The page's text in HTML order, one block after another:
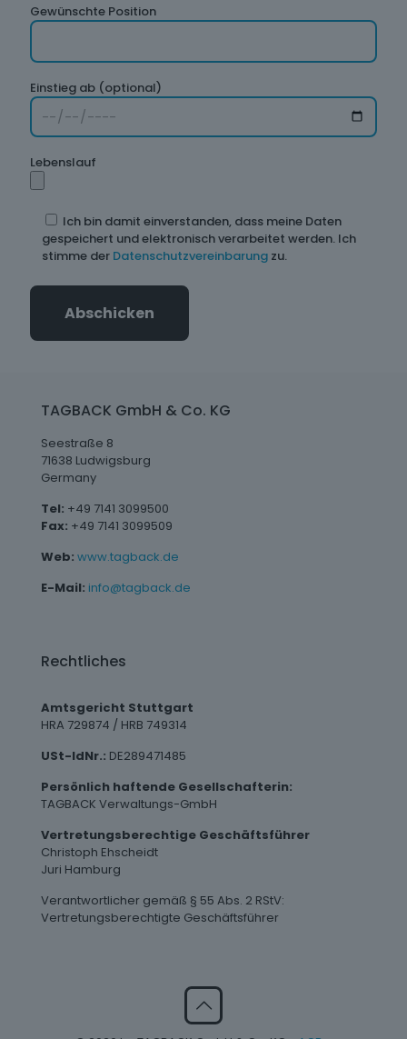
Gewünschte Position
Einstieg ab (optional)
Lebenslauf
Ich bin damit einverstanden, dass meine Daten
gespeichert und elektronisch verarbeitet werden. Ich
stimme der Datenschutzvereinbarung zu.
TAGBACK GmbH & Co. KG
Seestraße 8
71638 Ludwigsburg
Germany
Tel: +49 7141 3099500
Fax: +49 7141 3099509
Web: www.tagback.de
E-Mail: info@tagback.de
Rechtliches
Amtsgericht Stuttgart
HRA 729874 / HRB 749314
USt-IdNr.: DE289471485
Persönlich haftende Gesellschafterin:
TAGBACK Verwaltungs-GmbH
Vertretungsberechtige Geschäftsführer
Christoph Ehscheidt
Juri Hamburg
Verantwortlicher gemäß § 55 Abs. 2 RStV:
Vertretungsberechtigte Geschäftsführer